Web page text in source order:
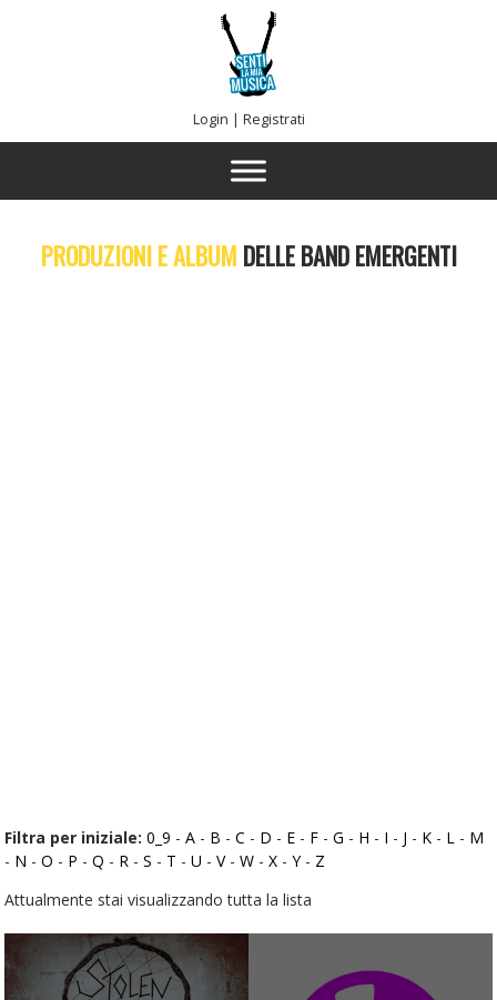
Login | Registrati
PRODUZIONI E ALBUM DELLE BAND EMERGENTI
Filtra per iniziale:0_9 -A - B -C - D - E - F -G - H - I - J - K - L - M
- N -O - P -Q - R -S - T -U -V-W -X -Y- Z
Attualmente stai visualizzando tutta la lista